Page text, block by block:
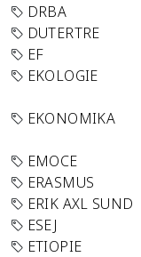
DRBA
DUTERTRE
EF
EKOLOGIE
EKONOMIKA
EMOCE
ERASMUS
ERIK AXL SUND
ESEJ
ETIOPIE